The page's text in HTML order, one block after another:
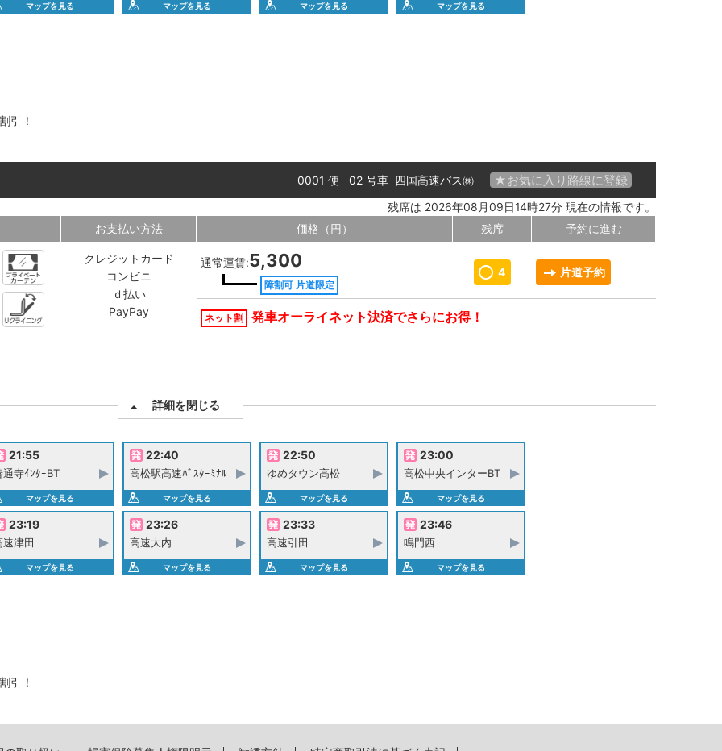
マップを見る マップを見る マップを見る マップを見る
引！
★お気に入り路線に登録
0001 便 02 号車 四国高速バス㈱
残席は 2026年08月09日14時27分 現在の情報です。
お支払い方法
クレジットカード
コンビニ
ｄ払い
PayPay
価格（円） 残席 予約に進む
通常運賃:5,300
障割可 片道限定
4 片道予約
ネット割 発車オーライネット決済でさらにお得！
詳細を閉じる
21:55
通寺ｲﾝﾀｰBT
マップを見る
22:40
高松駅高速ﾊﾞｽﾀｰﾐﾅﾙ
マップを見る
22:50
ゆめタウン高松
マップを見る
23:00
高松中央インターBT
マップを見る
23:19
速津田
マップを見る
23:26
高速大内
マップを見る
23:33
高速引田
マップを見る
23:46
鳴門西
マップを見る
引！